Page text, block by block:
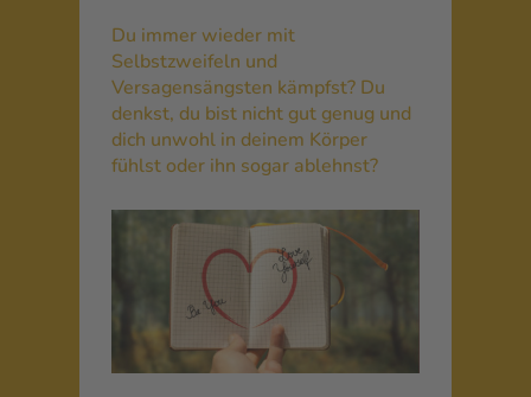
Du immer wieder mit
Selbstzweifeln und
Versagensängsten kämpfst? Du
denkst, du bist nicht gut genug und
dich unwohl in deinem Körper
fühlst oder ihn sogar ablehnst?